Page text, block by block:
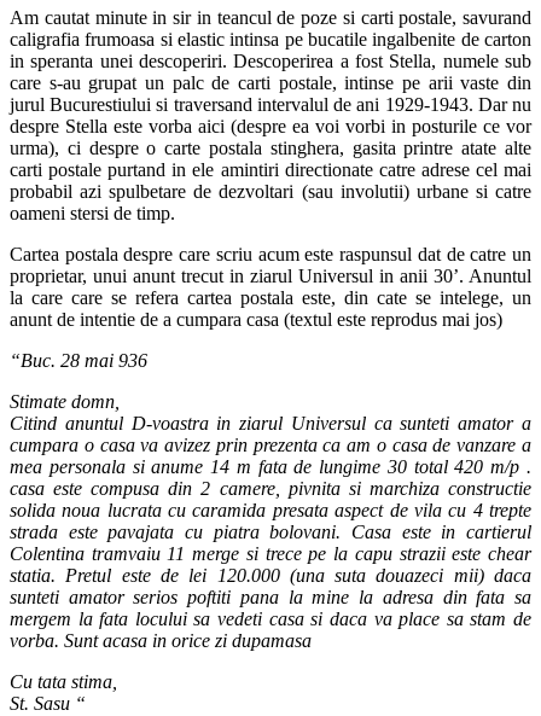
Am cautat minute in sir in teancul de poze si carti postale, savurand
caligrafia frumoasa si elastic intinsa pe bucatile ingalbenite de carton
in speranta unei descoperiri. Descoperirea a fost Stella, numele sub
care s-au grupat un palc de carti postale, intinse pe arii vaste din
jurul Bucurestiului si traversand intervalul de ani 1929-1943. Dar nu
despre Stella este vorba aici (despre ea voi vorbi in posturile ce vor
urma), ci despre o carte postala stinghera, gasita printre atate alte
carti postale purtand in ele amintiri directionate catre adrese cel mai
probabil azi spulbetare de dezvoltari (sau involutii) urbane si catre
oameni stersi de timp.
Cartea postala despre care scriu acum este raspunsul dat de catre un
proprietar, unui anunt trecut in ziarul Universul in anii 30’. Anuntul
la care care se refera cartea postala este, din cate se intelege, un
anunt de intentie de a cumpara casa (textul este reprodus mai jos)
“Buc. 28 mai 936
Stimate domn,
Citind anuntul D-voastra in ziarul Universul ca sunteti amator a
cumpara o casa va avizez prin prezenta ca am o casa de vanzare a
mea personala si anume 14 m fata de lungime 30 total 420 m/p .
casa este compusa din 2 camere, pivnita si marchiza constructie
solida noua lucrata cu caramida presata aspect de vila cu 4 trepte
strada este pavajata cu piatra bolovani. Casa este in cartierul
Colentina tramvaiu 11 merge si trece pe la capu strazii este chear
statia. Pretul este de lei 120.000 (una suta douazeci mii) daca
sunteti amator serios poftiti pana la mine la adresa din fata sa
mergem la fata locului sa vedeti casa si daca va place sa stam de
vorba. Sunt acasa in orice zi dupamasa
Cu tata stima,
St. Sasu “